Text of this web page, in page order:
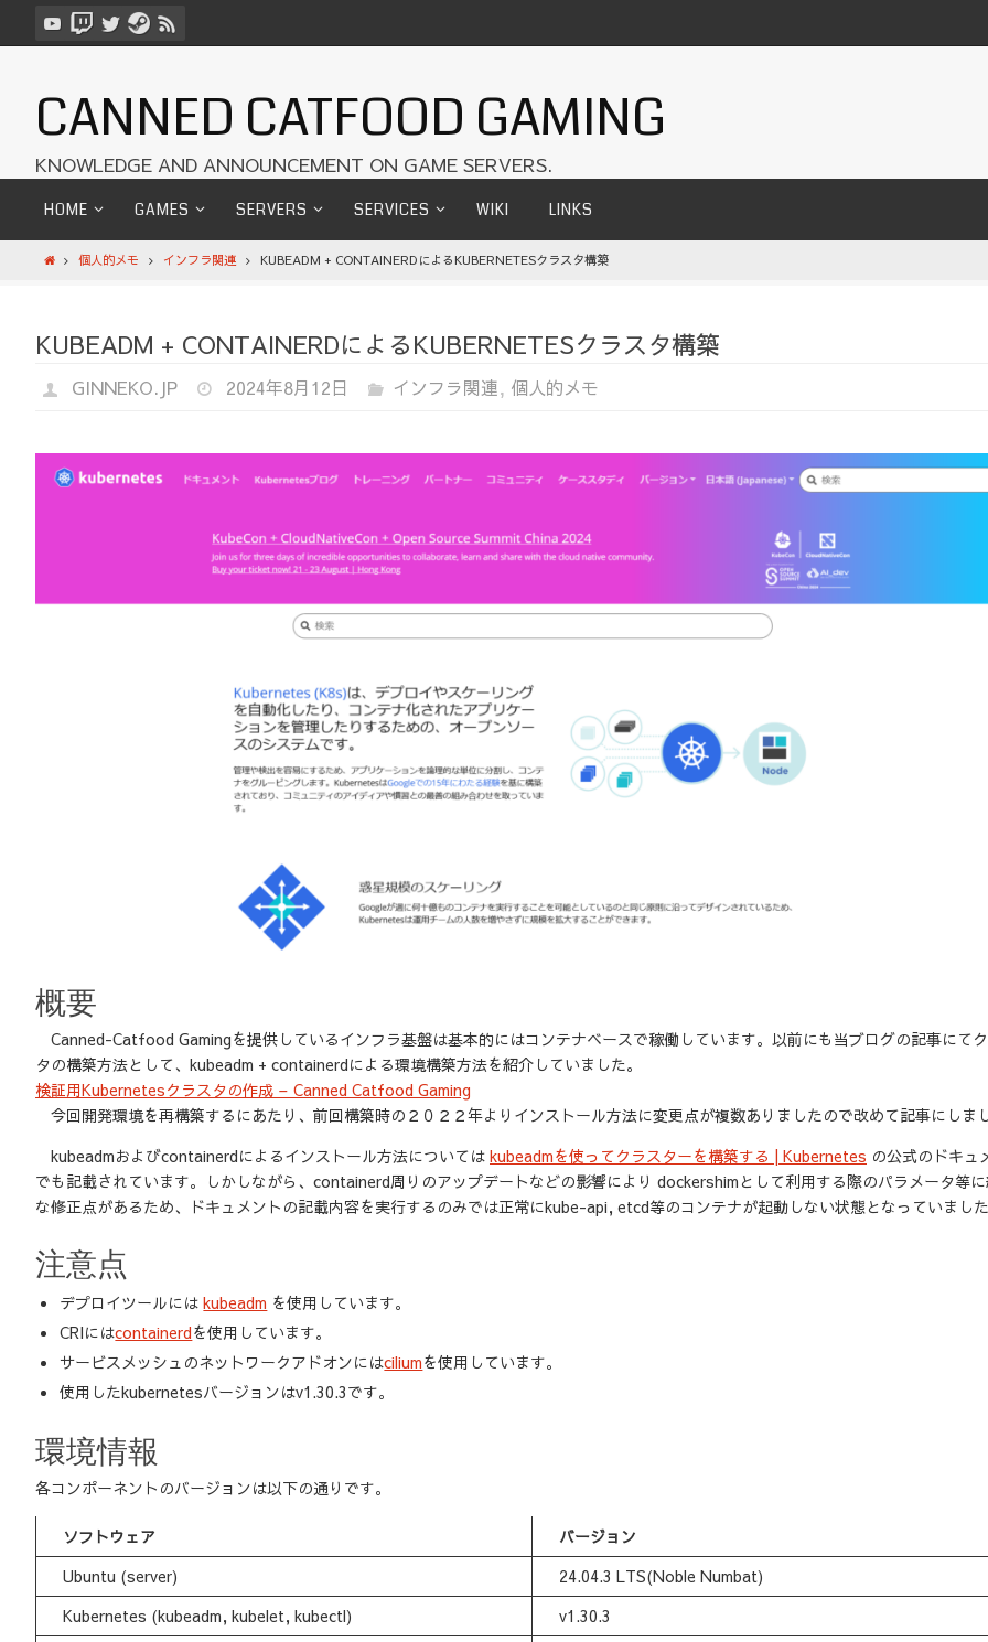
プ
CANNED CATFOOD GAMING
KNOWLEDGE AND ANNOUNCEMENT ON GAME SERVERS.
テ
HOME GAMES SERVERS SERVICES WIKI LINKS
ホ
個人的メモ インフラ関連 KUBEADM + CONTAINERDによるKUBERNETESクラスタ構築
KUBEADM + CONTAINERDによるKUBERNETESクラスタ構築
GINNEKO.JP 2024年8月12日 インフラ関連, 個人的メモ
概要
Canned-Catfood Gamingを提供しているインフラ基盤は基本的にはコンテナベースで稼働しています。以前にも当ブログの記事にて
タの構築方法として、kubeadm + containerdによる環境構築方法を紹介していました。
検証用Kubernetesクラスタの作成 – Canned Catfood Gaming
今回開発環境を再構築するにあたり、前回構築時の２０２２年よりインストール方法に変更点が複数ありましたので改めて記事にしまし
kubeadmおよびcontainerdによるインストール方法については kubeadmを使ってクラスターを構築する | Kubernetes の公式のドキュ
でも記載されています。しかしながら、containerd周りのアップデートなどの影響により dockershimとして利用する際のパラメータ等
な修正点があるため、ドキュメントの記載内容を実行するのみでは正常にkube-api, etcd等のコンテナが起動しない状態となっていました
注意点
デプロイツールにはkubeadm を使用しています。
CRIにはcontainerdを使用しています。
サービスメッシュのネットワークアドオンにはciliumを使用しています。
使用したkubernetesバージョンはv1.30.3です。
環境情報
各コンポーネントのバージョンは以下の通りです。
ソフトウェア
バージョン
Ubuntu (server)
24.04.3 LTS(Noble Numbat)
Kubernetes (kubeadm, kubelet, kubectl)
v1.30.3